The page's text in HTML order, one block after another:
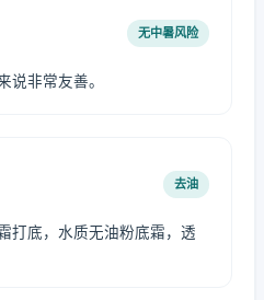
无中暑风险
说非常友善。
去油
打底，水质无油粉底霜，透